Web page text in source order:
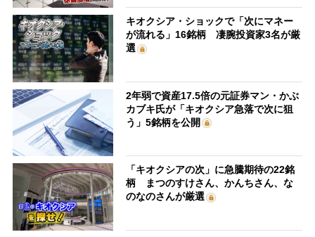
キオクシア・ショックで「次にマネー
が流れる」16銘柄 凄腕投資家3名が厳
選
2年弱で資産17.5倍の元証券マン・かぶ
カブキ氏が「キオクシア急落で次に狙
う」5銘柄を公開
「キオクシアの次」に急騰期待の22銘
柄 まつのすけさん、かんちさん、な
のなのさんが厳選